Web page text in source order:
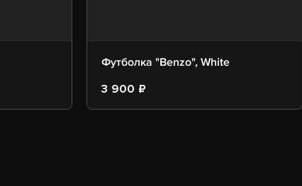
Футболка "Benzo", White
3 900 ₽